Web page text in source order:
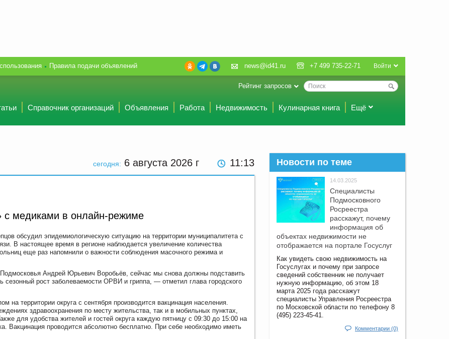
Правила подачи объявлений Войти
news@id41.ru +7 499 735-22-71
Рейтинг запросов
Справочник организаций Объявления Работа Недвижимость Кулинарная книга Ещё
сегодня: 6 августа 2026 г 11:13
с медиками в онлайн-режиме
обсудил эпидемиологическую ситуацию на территории муниципалитета с
В настоящее время в регионе наблюдается увеличение количества
еще раз напомнили о важности соблюдения масочного режима и
Андрей Юрьевич Воробьёв, сейчас мы снова должны подставить
рост заболеваемости ОРВИ и гриппа, — отметил глава городского
территории округа с сентября производится вакцинация населения.
здравоохранения по месту жительства, так и в мобильных пунктах,
для удобства жителей и гостей округа каждую пятницу с 09:30 до 15:00 на
Вакцинация проводится абсолютно бесплатно. При себе необходимо иметь
Новости по теме
14.03.2025
Специалисты
Подмосковного
Росреестра
расскажут, почему
информация об
объектах недвижимости не
отображается на портале Госуслуг
Как увидеть свою недвижимость на
Госуслугах и почему при запросе
сведений собственник не получает
нужную информацию, об этом 18
марта 2025 года расскажут
специалисты Управления Росреестра
по Московской области по телефону 8
(495) 223-45-41.
Комментарии (0)